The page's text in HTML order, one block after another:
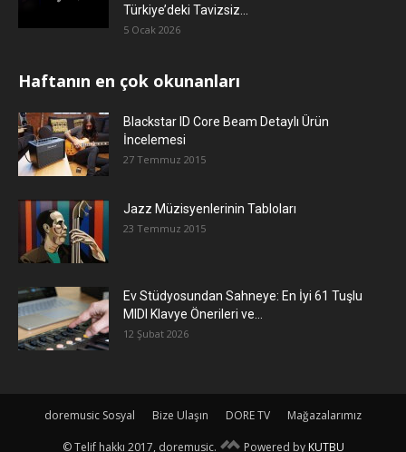
Türkiye’deki Tavizsiz...
5 Ocak 2026
Haftanın en çok okunanları
Blackstar ID Core Beam Detaylı Ürün
İncelemesi
27 Temmuz 2015
Jazz Müzisyenlerinin Tabloları
23 Temmuz 2015
Ev Stüdyosundan Sahneye: En İyi 61 Tuşlu
MIDI Klavye Önerileri ve...
12 Şubat 2026
doremusic Sosyal Bize Ulaşın DORE TV Mağazalarımız
© Telif hakkı 2017, doremusic. Powered by KUTBU